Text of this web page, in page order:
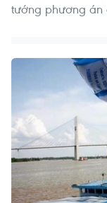
tướng phương án